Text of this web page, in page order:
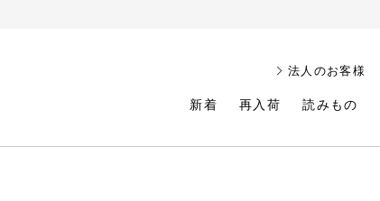
新着 再入荷 読みもの
法人のお客様